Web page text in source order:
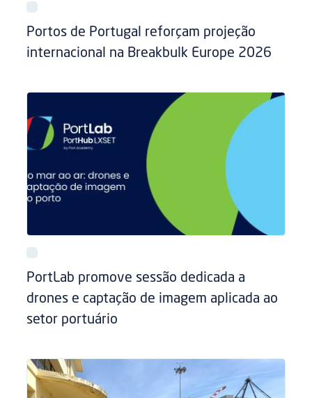
Portos de Portugal reforçam projeção
internacional na Breakbulk Europe 2026
PortLab promove sessão dedicada a
drones e captação de imagem aplicada ao
setor portuário